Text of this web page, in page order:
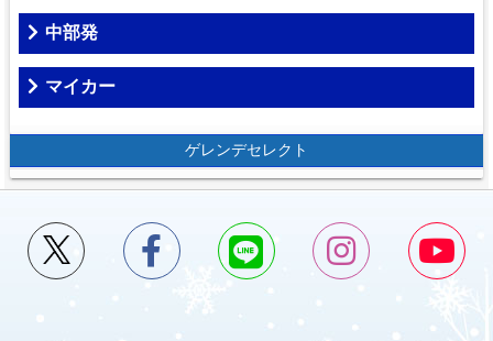
中部発
マイカー
ゲレンデセレクト